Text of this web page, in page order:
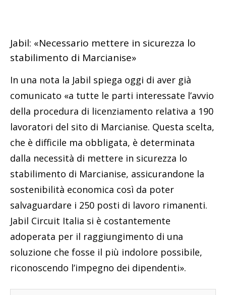
Jabil: «Necessario mettere in sicurezza lo
stabilimento di Marcianise»
In una nota la Jabil spiega oggi di aver già
comunicato «a tutte le parti interessate l’avvio
della procedura di licenziamento relativa a 190
lavoratori del sito di Marcianise. Questa scelta,
che è difficile ma obbligata, è determinata
dalla necessità di mettere in sicurezza lo
stabilimento di Marcianise, assicurandone la
sostenibilità economica così da poter
salvaguardare i 250 posti di lavoro rimanenti.
Jabil Circuit Italia si è costantemente
adoperata per il raggiungimento di una
soluzione che fosse il più indolore possibile,
riconoscendo l’impegno dei dipendenti».